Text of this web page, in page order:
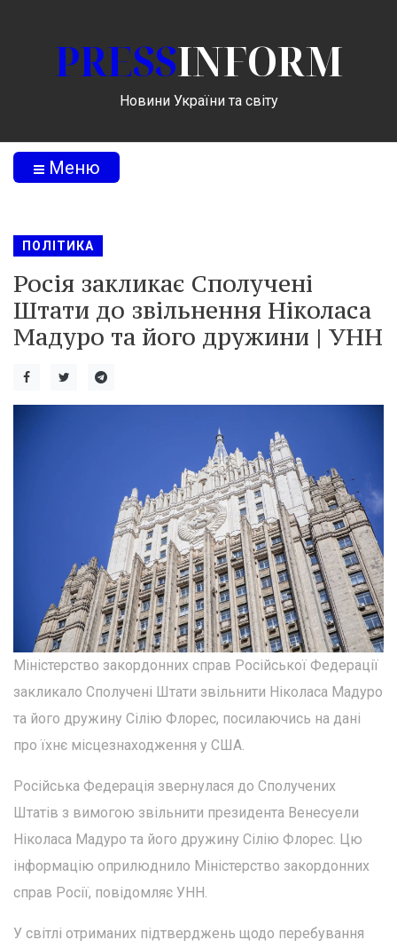
PRESSINFORM
Новини України та світу
Меню
ПОЛІТИКА
Росія закликає Сполучені
Штати до звільнення Ніколаса
Мадуро та його дружини | УНН
Міністерство закордонних справ Російської Федерації
закликало Сполучені Штати звільнити Ніколаса Мадуро
та його дружину Сілію Флорес, посилаючись на дані
про їхнє місцезнаходження у США.
Російська Федерація звернулася до Сполучених
Штатів з вимогою звільнити президента Венесуели
Ніколаса Мадуро та його дружину Сілію Флорес. Цю
інформацію оприлюднило Міністерство закордонних
справ Росії, повідомляє УНН.
У світлі отриманих підтверджень щодо перебування